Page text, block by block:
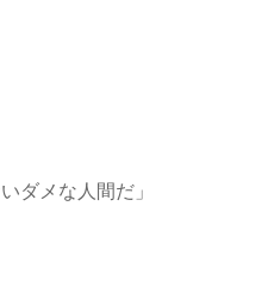
ダメな人間だ」